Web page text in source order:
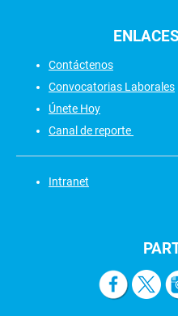
ENLACES
Contáctenos
Convocatorias Laborales
Únete Hoy
Canal de reporte
Intranet